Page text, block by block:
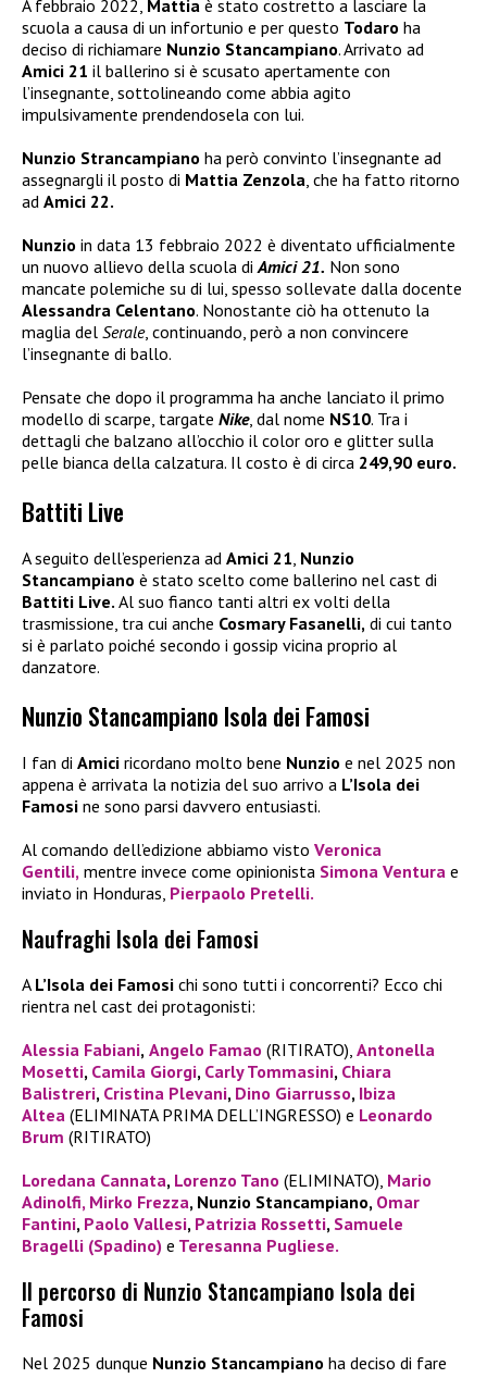
A febbraio 2022, Mattia è stato costretto a lasciare la
scuola a causa di un infortunio e per questo Todaro ha
deciso di richiamare Nunzio Stancampiano. Arrivato ad
Amici 21 il ballerino si è scusato apertamente con
l’insegnante, sottolineando come abbia agito
impulsivamente prendendosela con lui.
Nunzio Strancampiano ha però convinto l’insegnante ad
assegnargli il posto di Mattia Zenzola , che ha fatto ritorno
ad Amici 22.
Nunzio in data 13 febbraio 2022 è diventato ufficialmente
un nuovo allievo della scuola di Amici 21. Non sono
mancate polemiche su di lui, spesso sollevate dalla docente
Alessandra Celentano. Nonostante ciò ha ottenuto la
maglia del Serale, continuando, però a non convincere
l’insegnante di ballo.
Pensate che dopo il programma ha anche lanciato il primo
modello di scarpe, targate Nike, dal nome NS10. Tra i
dettagli che balzano all’occhio il color oro e glitter sulla
pelle bianca della calzatura. Il costo è di circa 249,90 euro.
Battiti Live
A seguito dell’esperienza ad Amici 21 Nunzio
Stancampiano è stato scelto come ballerino nel cast di
Battiti Live. Al suo fianco tanti altri ex volti della
trasmissione, tra cui anche Cosmary Fasanelli, di cui tanto
si è parlato poiché secondo i gossip vicina proprio al
danzatore.
Nunzio Stancampiano Isola dei Famosi
I fan di Amici ricordano molto bene Nunzio e nel 2025 non
appena è arrivata la notizia del suo arrivo a L’Isola dei
Famosi ne sono parsi davvero entusiasti.
Al comando dell’edizione abbiamo visto Veronica
Gentili, mentre invece come opinionista Simona Ventura e
inviato in Honduras, Pierpaolo Pretelli.
Naufraghi Isola dei Famosi
A L’Isola dei Famosi chi sono tutti i concorrenti? Ecco chi
rientra nel cast dei protagonisti:
Alessia Fabiani, Angelo Famao (RITIRATO), Antonella
Mosetti, Camila Giorgi, Carly Tommasini, Chiara
Balistreri, Cristina Plevani, Dino Giarrusso,Ibiza
Altea (ELIMINATA PRIMA DELL’INGRESSO) e Leonardo
Brum (RITIRATO)
Loredana Cannata, Lorenzo Tano (ELIMINATO), Mario
Adinolfi, Mirko Frezza, Nunzio Stancampiano, Omar
Fantini, Paolo Vallesi,Patrizia Rossetti, Samuele
Bragelli (Spadino) e Teresanna Pugliese.
Il percorso di Nunzio Stancampiano Isola dei
Famosi
Nel 2025 dunque Nunzio Stancampiano ha deciso di fare